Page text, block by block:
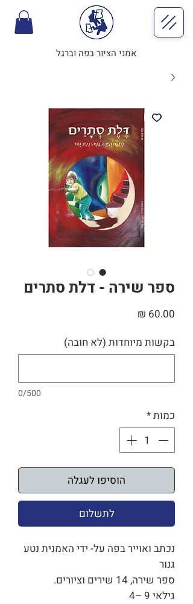
אמני הציור בפה וברגל
ספר שירה - דלת סתרים
בקשות מיוחדות (לא חובה)
0/500
כמות*
הוסיפו לעגלה
לתשלום
נכתב ואוייר בפה על- ידי האמנית נטע
גנור
ספר שירה, 14 שירים וציורים.
גילאי 9 –4